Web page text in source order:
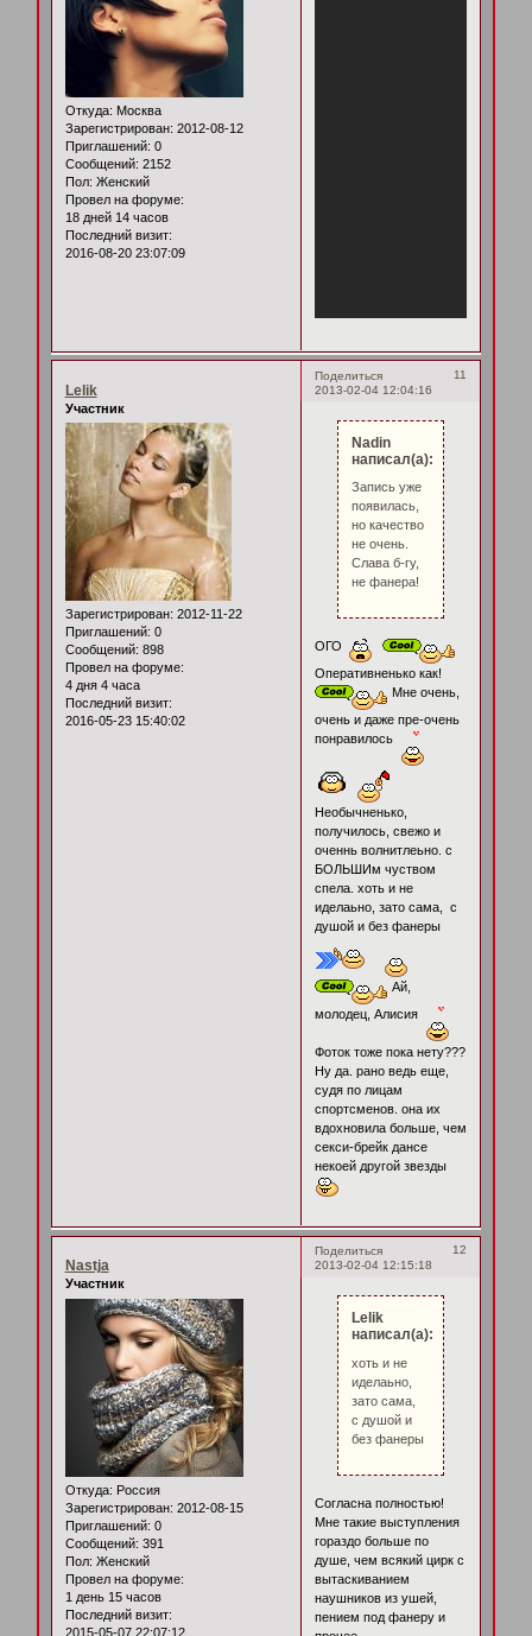
Откуда: Москва
Зарегистрирован: 2012-08-12
Приглашений: 0
Сообщений: 2152
Пол: Женский
Провел на форуме:
18 дней 14 часов
Последний визит:
2016-08-20 23:07:09
Поделиться
11
2013-02-04 12:04:16
Lelik
Участник
Зарегистрирован: 2012-11-22
Приглашений: 0
Сообщений: 898
Провел на форуме:
4 дня 4 часа
Последний визит:
2016-05-23 15:40:02
Nadin
написал(а):
Запись уже
появилась,
но качество
не очень.
Слава б-гу,
не фанера!
ОГО
Оперативненько как!
Мне очень,
очень и даже пре-очень
понравилось
Необычненько,
получилось, свежо и
оченнь волнитлеьно. с
БОЛЬШИм чуством
спела. хоть и не
иделаьно, зато сама, с
душой и без фанеры
Ай,
молодец, Алисия
Фоток тоже пока нету???
Ну да. рано ведь еще,
судя по лицам
спортсменов. она их
вдохновила больше, чем
секси-брейк дансе
некоей другой звезды
Поделиться
12
2013-02-04 12:15:18
Nastja
Участник
Откуда: Россия
Зарегистрирован: 2012-08-15
Приглашений: 0
Сообщений: 391
Пол: Женский
Провел на форуме:
1 день 15 часов
Последний визит:
2015-05-07 22:07:12
Lelik
написал(а):
хоть и не
иделаьно,
зато сама,
с душой и
без фанеры
Согласна полностью!
Мне такие выступления
гораздо больше по
душе, чем всякий цирк с
вытаскиванием
наушников из ушей,
пением под фанеру и